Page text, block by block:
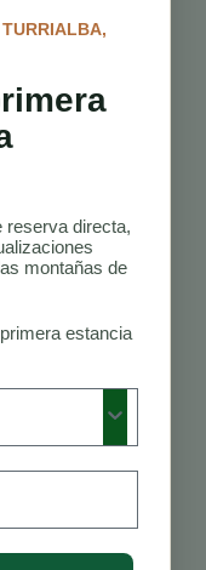
TURRIALBA,
reserva directa,
montañas de
estancia